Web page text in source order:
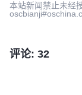
本站新闻禁止未经
评论: 32